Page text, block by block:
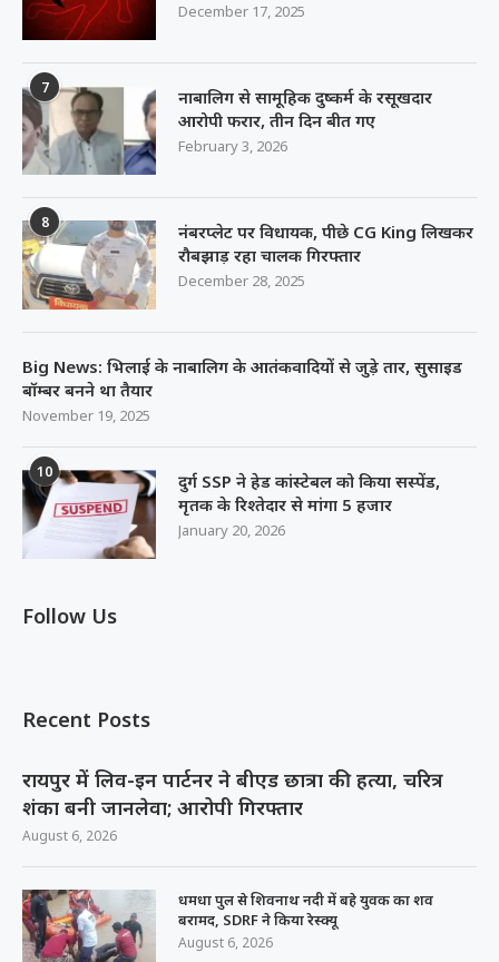
December 17, 2025
7
नाबालिग से सामूहिक दुष्कर्म के रसूखदार
आरोपी फरार, तीन दिन बीत गए
February 3, 2026
8
नंबरप्लेट पर विधायक, पीछे CG King लिखकर
रौबझाड़ रहा चालक गिरफ्तार
December 28, 2025
Big News: भिलाई के नाबालिग के आतंकवादियों से जुड़े तार, सुसाइड
बॉम्बर बनने था तैयार
November 19, 2025
10
दुर्ग SSP ने हेड कांस्टेबल को किया सस्पेंड,
मृतक के रिश्तेदार से मांगा 5 हजार
January 20, 2026
Follow Us
Recent Posts
रायपुर में लिव-इन पार्टनर ने बीएड छात्रा की हत्या, चरित्र
शंका बनी जानलेवा; आरोपी गिरफ्तार
August 6, 2026
धमधा पुल से शिवनाथ नदी में बहे युवक का शव
बरामद, SDRF ने किया रेस्क्यू
August 6, 2026